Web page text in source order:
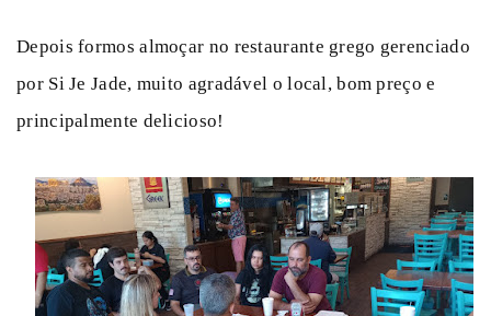
Depois formos almoçar no restaurante grego gerenciado
por Si Je Jade, muito agradável o local, bom preço e
principalmente delicioso!